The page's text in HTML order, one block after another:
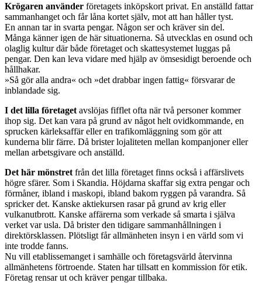
Krögaren använder företagets inköpskort privat. En anställd fattar
sammanhanget och får låna kortet själv, mot att han håller tyst.
En annan tar in svarta pengar. Någon ser och kräver sin del.
Många känner igen de här situationerna. Så utvecklas en osund och
olaglig kultur där både företaget och skattesystemet luggas på
pengar. Den kan leva vidare med hjälp av ömsesidigt beroende och
hållhakar.
»Så gör alla andra« och »det drabbar ingen fattig« försvarar de
inblandade sig.
I det lilla företaget avslöjas fifflet ofta när två personer kommer
ihop sig. Det kan vara på grund av något helt ovidkommande, en
sprucken kärleksaffär eller en trafikomläggning som gör att
kunderna blir färre. Då brister lojaliteten mellan kompanjoner eller
mellan arbetsgivare och anställd.
Det här mönstret från det lilla företaget finns också i affärslivets
högre sfärer. Som i Skandia. Höjdarna skaffar sig extra pengar och
förmåner, ibland i maskopi, ibland bakom ryggen på varandra. Så
spricker det. Kanske aktiekursen rasar på grund av krig eller
vulkanutbrott. Kanske affärerna som verkade så smarta i själva
verket var usla. Då brister den tidigare sammanhållningen i
direktörsklassen. Plötsligt får allmänheten insyn i en värld som vi
inte trodde fanns.
Nu vill etablissemanget i samhälle och företagsvärld återvinna
allmänhetens förtroende. Staten har tillsatt en kommission för etik.
Företag rensar ut och kräver pengar tillbaka.